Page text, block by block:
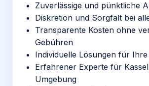
Zuverlässige und pünktliche
Diskretion und Sorgfalt bei
Transparente Kosten ohne
Gebühren
Individuelle Lösungen für
Erfahrener Experte für
Umgebung